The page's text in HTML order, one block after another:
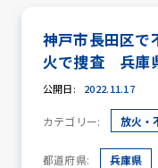
防
神戸市長田区
火で捜査 兵庫
公開日: 2022.11.17
カテゴリー: 放火・
都道府県: 兵庫県